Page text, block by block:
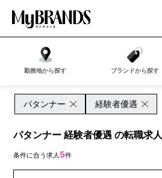
勤務地から探す ブランドから探す
パタンナー 経験者優遇
パタンナー 経験者優遇 の転職求人
条件に合う求人 5件